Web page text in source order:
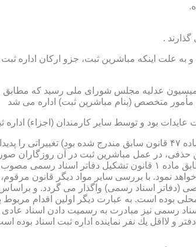
.
علت اینكه مباشرین ثبت، جزو اركان اداره
قانون یاد شده، در شرح وظائف مباشرین ثبت (آنچه كه در ماده
در عمل مباشرین ثبت در آن روزگاران
نمود. با بررسی سایر مواد دیگر قانون
(دفاتر اسناد رسمی) واگذار می گردد. و
رسمی نیز مبادرت به رسمیت دادن اسناد